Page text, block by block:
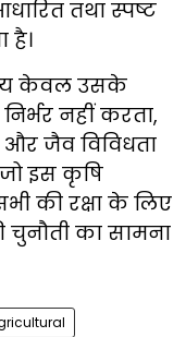
तथा स्पष्ट
है।
केवल उसके
नहीं करता,
और जैव विविधता
जो इस कृषि
की रक्षा के लिए
का सामना